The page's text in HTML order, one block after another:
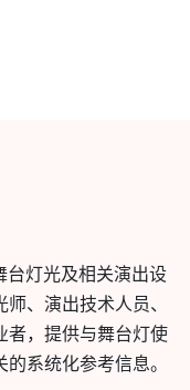
台灯光及相关演出设
、演出技术人员、
者，提供与舞台灯使
系统化参考信息。